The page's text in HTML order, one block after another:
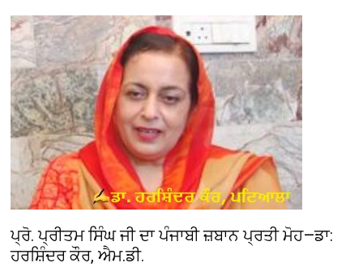
ਪ੍ਰੋ. ਪ੍ਰੀਤਮ ਸਿੰਘ ਜੀ ਦਾ ਪੰਜਾਬੀ ਜ਼ਬਾਨ ਪ੍ਰਤੀ ਮੋਹ—ਡਾ:
ਹਰਸ਼ਿੰਦਰ ਕੌਰ, ਐਮ.ਡੀ.